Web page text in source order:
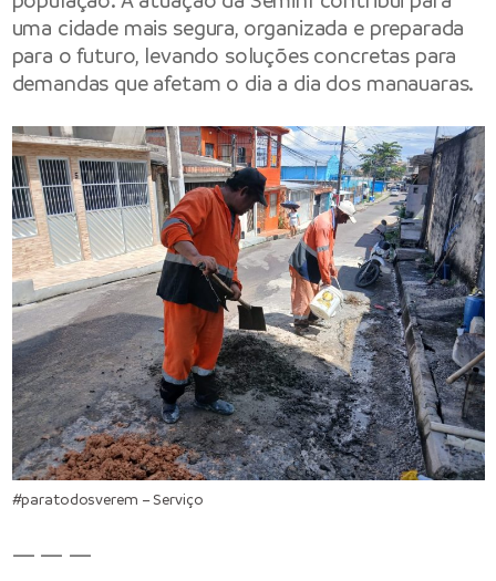
uma cidade mais segura, organizada e preparada
para o futuro, levando soluções concretas para
demandas que afetam o dia a dia dos manauaras.
#paratodosverem – Serviço
— — —